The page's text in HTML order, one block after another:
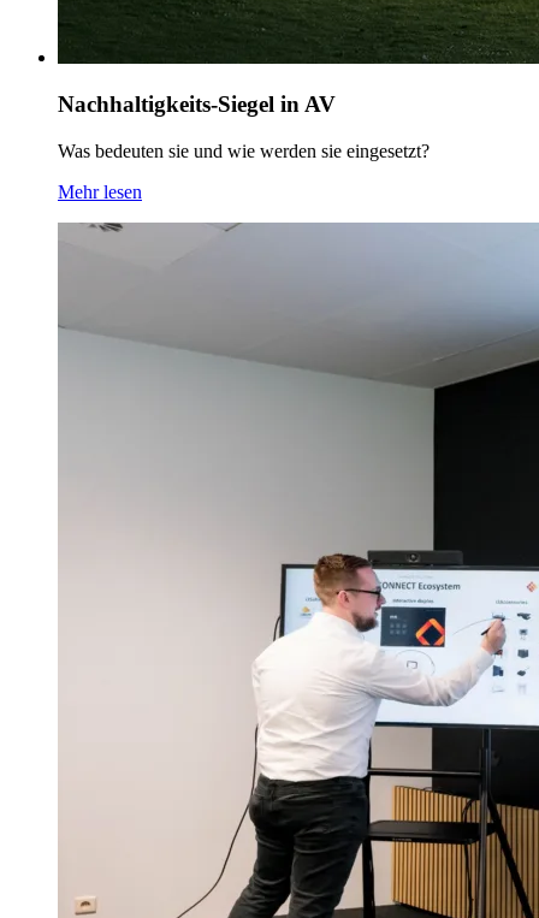
Nachhaltigkeits-Siegel in AV
Was bedeuten sie und wie werden sie eingesetzt?
Mehr lesen